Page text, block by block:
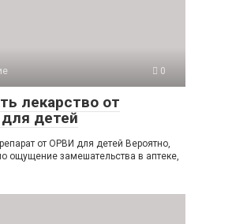
0
лекарство от
детей
от ОРВИ для детей Вероятно,
ощущение замешательства в аптеке,